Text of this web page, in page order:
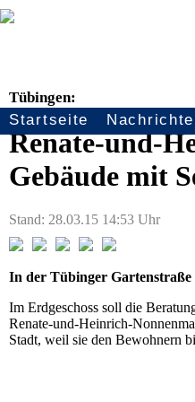
Seitennavigation
Startseite
Tübingen:
Renate-und-
Gebäude mit
Stand: 28.03.15 14:53 Uhr
In der Tübinger Gartenstraße
Im Erdgeschoss soll die
Renate-und-Heinrich-
Stadt, weil sie den Bewohnern